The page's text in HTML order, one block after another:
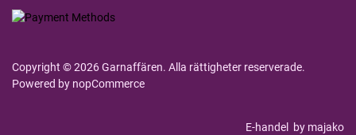
Copyright © 2026 Garnaffären. Alla rättigheter reserverade.
Powered by nopCommerce
E-handel by majako